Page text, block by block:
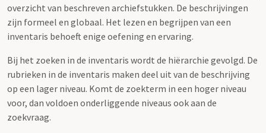
overzicht van beschreven archiefstukken. De beschrijvingen
zijn formeel en globaal. Het lezen en begrijpen van een
inventaris behoeft enige oefening en ervaring.
Bij het zoeken in de inventaris wordt de hiërarchie gevolgd. De
rubrieken in de inventaris maken deel uit van de beschrijving
op een lager niveau. Komt de zoekterm in een hoger niveau
voor, dan voldoen onderliggende niveaus ook aan de
zoekvraag.